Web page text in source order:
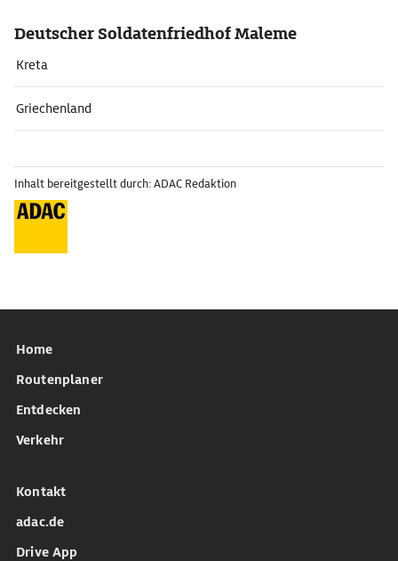
Deutscher Soldatenfriedhof Maleme
Kreta
Griechenland
Inhalt bereitgestellt durch: ADAC Redaktion
Home
Routenplaner
Entdecken
Verkehr
Kontakt
adac.de
Drive App